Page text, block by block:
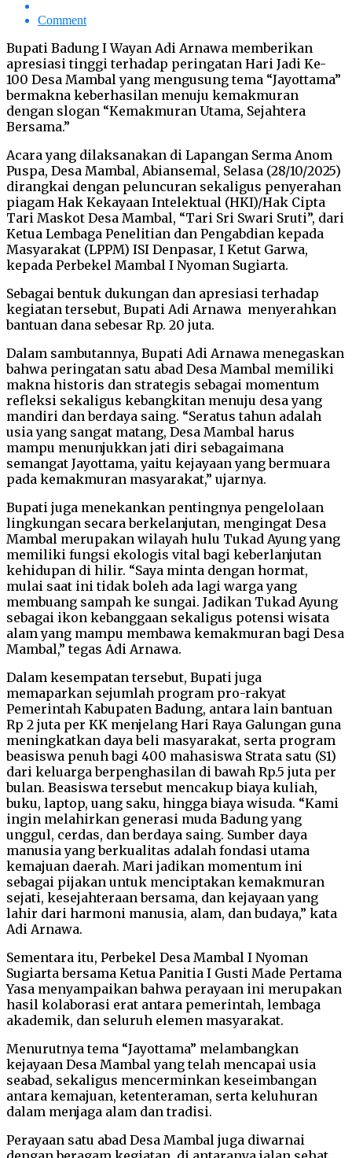
Comment
Bupati Badung I Wayan Adi Arnawa memberikan
apresiasi tinggi terhadap peringatan Hari Jadi Ke-
100 Desa Mambal yang mengusung tema “Jayottama”
bermakna keberhasilan menuju kemakmuran
dengan slogan “Kemakmuran Utama, Sejahtera
Bersama.”
Acara yang dilaksanakan di Lapangan Serma Anom
Puspa, Desa Mambal, Abiansemal, Selasa (28/10/2025)
dirangkai dengan peluncuran sekaligus penyerahan
piagam Hak Kekayaan Intelektual (HKI)/Hak Cipta
Tari Maskot Desa Mambal, “Tari Sri Swari Sruti”, dari
Ketua Lembaga Penelitian dan Pengabdian kepada
Masyarakat (LPPM) ISI Denpasar, I Ketut Garwa,
kepada Perbekel Mambal I Nyoman Sugiarta.
Sebagai bentuk dukungan dan apresiasi terhadap
kegiatan tersebut, Bupati Adi Arnawa menyerahkan
bantuan dana sebesar Rp. 20 juta.
Dalam sambutannya, Bupati Adi Arnawa menegaskan
bahwa peringatan satu abad Desa Mambal memiliki
makna historis dan strategis sebagai momentum
refleksi sekaligus kebangkitan menuju desa yang
mandiri dan berdaya saing. “Seratus tahun adalah
usia yang sangat matang, Desa Mambal harus
mampu menunjukkan jati diri sebagaimana
semangat Jayottama, yaitu kejayaan yang bermuara
pada kemakmuran masyarakat,” ujarnya.
Bupati juga menekankan pentingnya pengelolaan
lingkungan secara berkelanjutan, mengingat Desa
Mambal merupakan wilayah hulu Tukad Ayung yang
memiliki fungsi ekologis vital bagi keberlanjutan
kehidupan di hilir. “Saya minta dengan hormat,
mulai saat ini tidak boleh ada lagi warga yang
membuang sampah ke sungai. Jadikan Tukad Ayung
sebagai ikon kebanggaan sekaligus potensi wisata
alam yang mampu membawa kemakmuran bagi Desa
Mambal,” tegas Adi Arnawa.
Dalam kesempatan tersebut, Bupati juga
memaparkan sejumlah program pro-rakyat
Pemerintah Kabupaten Badung, antara lain bantuan
Rp 2 juta per KK menjelang Hari Raya Galungan guna
meningkatkan daya beli masyarakat, serta program
beasiswa penuh bagi 400 mahasiswa Strata satu (S1)
dari keluarga berpenghasilan di bawah Rp.5 juta per
bulan. Beasiswa tersebut mencakup biaya kuliah,
buku, laptop, uang saku, hingga biaya wisuda. “Kami
ingin melahirkan generasi muda Badung yang
unggul, cerdas, dan berdaya saing. Sumber daya
manusia yang berkualitas adalah fondasi utama
kemajuan daerah. Mari jadikan momentum ini
sebagai pijakan untuk menciptakan kemakmuran
sejati, kesejahteraan bersama, dan kejayaan yang
lahir dari harmoni manusia, alam, dan budaya,” kata
Adi Arnawa.
Sementara itu, Perbekel Desa Mambal I Nyoman
Sugiarta bersama Ketua Panitia I Gusti Made Pertama
Yasa menyampaikan bahwa perayaan ini merupakan
hasil kolaborasi erat antara pemerintah, lembaga
akademik, dan seluruh elemen masyarakat.
Menurutnya tema “Jayottama” melambangkan
kejayaan Desa Mambal yang telah mencapai usia
seabad, sekaligus mencerminkan keseimbangan
antara kemajuan, ketenteraman, serta keluhuran
dalam menjaga alam dan tradisi.
Perayaan satu abad Desa Mambal juga diwarnai